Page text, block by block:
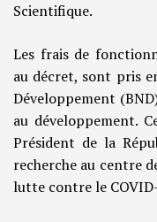
Scientifique.
Les frais de
au décret, sont pris
Développement
au développement.
Président de la
recherche au centre
lutte contre le